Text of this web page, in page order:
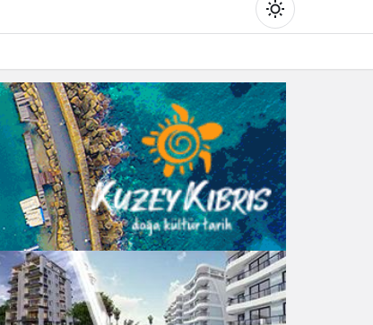
Gündüz Modu
Gündüz modunu seçin.
Gece Modu
Gece modunu seçin.
Sistem Modu
Sistem modunu seçin.